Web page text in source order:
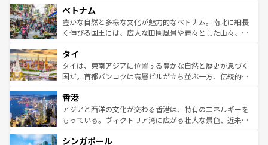
参照してほしい。
容にもいいと評判のスイーツなど、バラエティ豊かな料理
が味わえる。 なお、新着の台湾情報は コンテンツ一覧を参
照してほしい。
き、地方に足を延ばせば四季折々の自然美を楽しむことが
できる。そして、キムチや焼肉、絶品のストリートフード
まで、さまざまな韓国料理が待っている。夜には、韓国な
リティに包まれながら、韓国の多彩な魅力を心ゆくまで味
わってみてほしい。 なお、新着の韓国情報はコンテンツ一
覧を参照してほしい。
ベトナム
豊かな自然と多様な文化が魅力的なベトナム。南北に細長
く伸びる国土には、広大な田園風景や青々とした山々、世
急速な発展と共に伝統が息づく。ハノイの古い町並みやホ
ーチミン市のフランス統治時代の建物も、独特の雰囲気を
醸し出している。また、バラエティの豊かさとおいしさで
とつ。フォーやバインミー、ベトナムコーヒーなどは、ぜ
ひ現地で味わいたい。どの地域を訪れてもあたたかい人々
が旅行者を迎えてくれるので、きっと忘れられない旅にな
参照してほしい。
タイ
タイは、東南アジアに位置する豊かな自然と歴史が息づく
国だ。首都バンコクは高層ビルが立ち並ぶ一方、伝統的な
の活気が交差している。北部ではチェンマイなどの山岳地
帯で自然と触れ合い、南部ではプーケットやクラビの美し
いビーチでリゾート気分を楽しむことができる。タイ料理
激する。気候は一年中温暖で、どの季節にも異なる楽しみ
香港
アジアと西洋の文化が交わる香港は、特有のエネルギーを
もっている。ヴィクトリア湾に広がる壮大な景色、近未来
み、どこを訪れても感動するはず。観光スポットが密集し
シンガポール